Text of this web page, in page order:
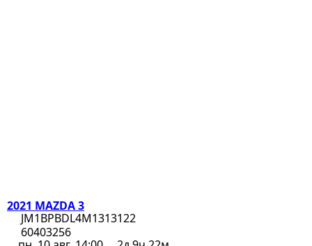
2021 MAZDA 3
JM1BPBDL4M1313122
60403256